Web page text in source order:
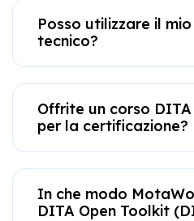
Posso utilizzare il
tecnico?
Offrite un corso
per la certificazione?
In che modo
DITA Open Toolkit